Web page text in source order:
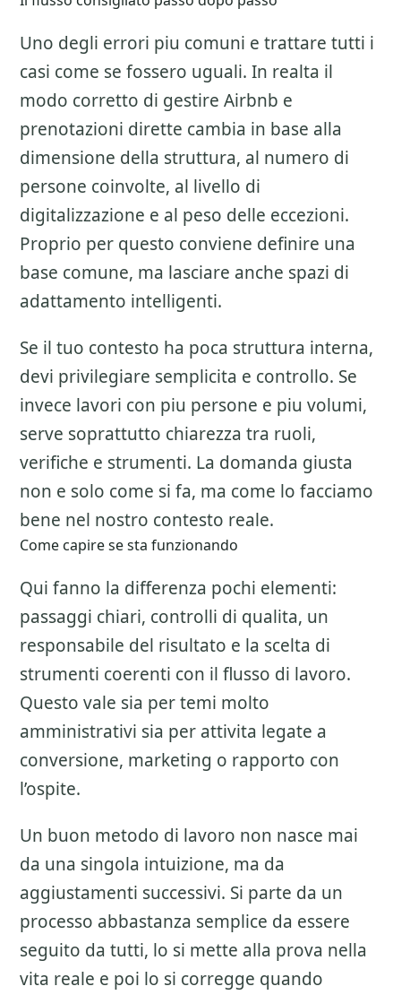
Uno degli errori piu comuni e trattare tutti i
casi come se fossero uguali. In realta il
modo corretto di gestire Airbnb e
prenotazioni dirette cambia in base alla
dimensione della struttura, al numero di
persone coinvolte, al livello di
digitalizzazione e al peso delle eccezioni.
Proprio per questo conviene definire una
base comune, ma lasciare anche spazi di
adattamento intelligenti.
Se il tuo contesto ha poca struttura interna,
devi privilegiare semplicita e controllo. Se
invece lavori con piu persone e piu volumi,
serve soprattutto chiarezza tra ruoli,
verifiche e strumenti. La domanda giusta
non e solo come si fa, ma come lo facciamo
bene nel nostro contesto reale.
Come capire se sta funzionando
Qui fanno la differenza pochi elementi:
passaggi chiari, controlli di qualita, un
responsabile del risultato e la scelta di
strumenti coerenti con il flusso di lavoro.
Questo vale sia per temi molto
amministrativi sia per attivita legate a
conversione, marketing o rapporto con
l’ospite.
Un buon metodo di lavoro non nasce mai
da una singola intuizione, ma da
aggiustamenti successivi. Si parte da un
processo abbastanza semplice da essere
seguito da tutti, lo si mette alla prova nella
vita reale e poi lo si corregge quando